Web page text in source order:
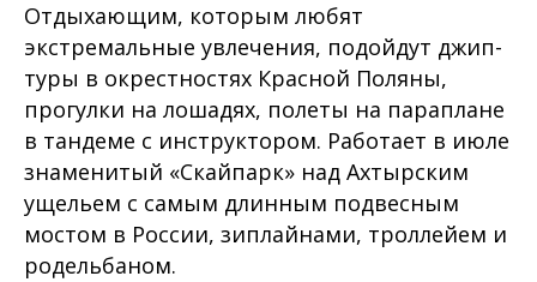
Отдыхающим, которым любят
экстремальные увлечения, подойдут джип-
туры в окрестностях Красной Поляны,
прогулки на лошадях, полеты на параплане
в тандеме с инструктором. Работает в июле
знаменитый «Скайпарк» над Ахтырским
ущельем с самым длинным подвесным
мостом в России, зиплайнами, троллейем и
родельбаном.